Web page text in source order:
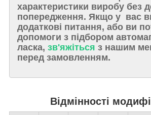
характеристики виробу без
попередження. Якщо у вас
додаткові питання, або ви
допомоги з підбором
ласка, зв'яжіться з нашим
перед замовленням.
Відмінності